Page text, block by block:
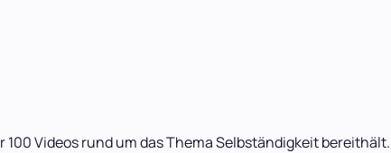
Videos rund um das Thema Selbständigkeit